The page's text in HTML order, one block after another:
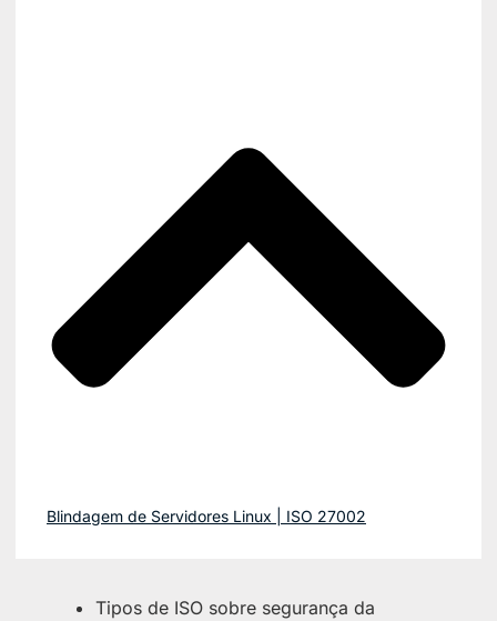
Blindagem de Servidores Linux | ISO 27002
Tipos de ISO sobre segurança da